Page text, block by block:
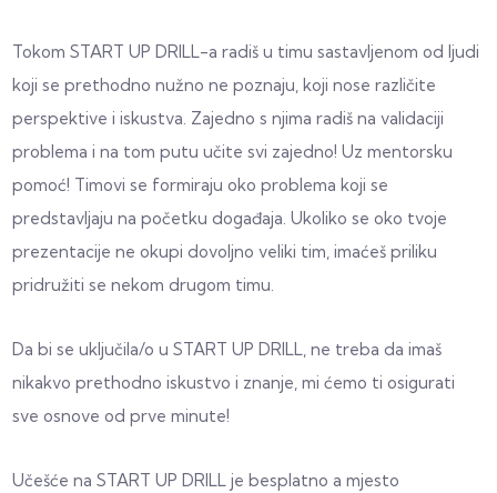
Tokom START UP DRILL-a radiš u timu sastavljenom od ljudi
koji se prethodno nužno ne poznaju, koji nose različite
perspektive i iskustva. Zajedno s njima radiš na validaciji
problema i na tom putu učite svi zajedno! Uz mentorsku
pomoć! Timovi se formiraju oko problema koji se
predstavljaju na početku događaja. Ukoliko se oko tvoje
prezentacije ne okupi dovoljno veliki tim, imaćeš priliku
pridružiti se nekom drugom timu.
Da bi se uključila/o u START UP DRILL, ne treba da imaš
nikakvo prethodno iskustvo i znanje, mi ćemo ti osigurati
sve osnove od prve minute!
Učešće na START UP DRILL je besplatno a mjesto